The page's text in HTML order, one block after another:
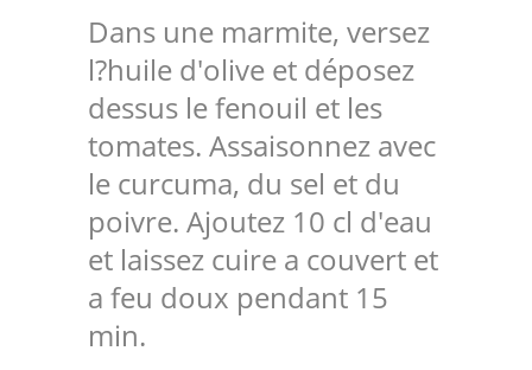
Dans une marmite, versez
l?huile d'olive et déposez
dessus le fenouil et les
tomates. Assaisonnez avec
le curcuma, du sel et du
poivre. Ajoutez 10 cl d'eau
et laissez cuire a couvert et
a feu doux pendant 15
min.